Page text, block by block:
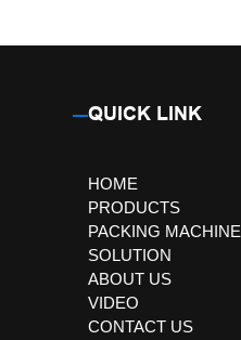
QUICK LINK
HOME
PRODUCTS
PACKING MACHINE
SOLUTION
ABOUT US
VIDEO
CONTACT US